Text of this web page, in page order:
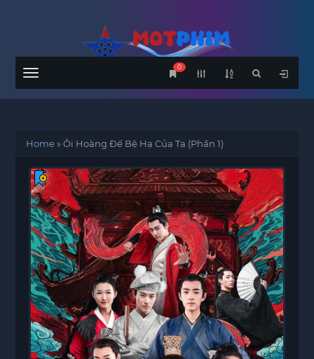
Menu
0
Home»Ôi Hoàng Đế Bệ Hạ Của Ta (Phần 1)